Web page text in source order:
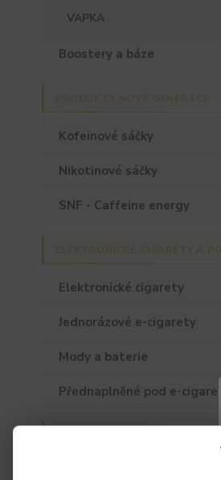
VAPKA
Boostery a báze
PRODUKTY NOVÉ GENERACE
Kofeinové sáčky
Nikotinové sáčky
SNF - Caffeine energy
ELEKTRONICKÉ CIGARETY A
Elektronické cigarety
Jednorázové e-cigarety
Mody a baterie
Přednaplněné pod e-